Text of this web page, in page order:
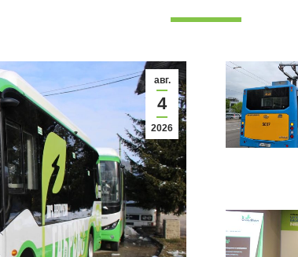
авг.
4
2026